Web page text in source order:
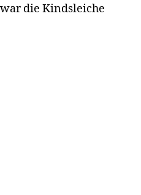
die Kindsleiche